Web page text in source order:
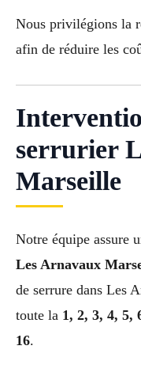
Nous privilégions la
afin de réduire les
serrurier
Marseille
Notre équipe assure
Les Arnavaux
de serrure dans Les
toute la 1, 2, 3, 4, 5,
16.